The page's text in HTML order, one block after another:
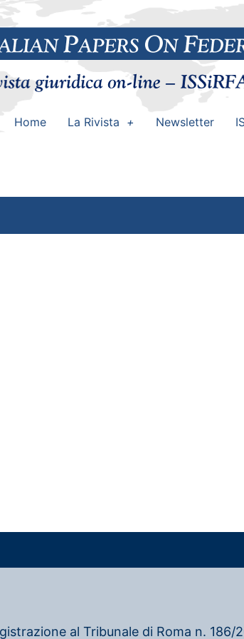
Home La Rivista Newsletter
al Tribunale di Roma n. 186/